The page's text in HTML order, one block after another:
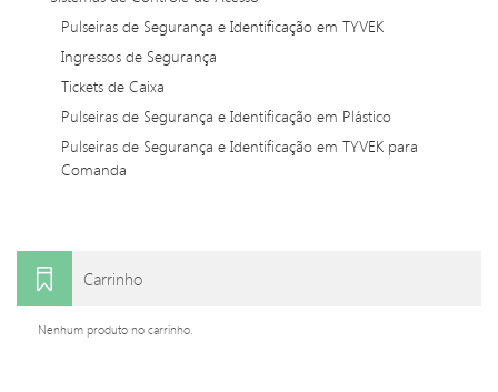
Pulseiras de Segurança e Identificação em TYVEK
Ingressos de Segurança
Tickets de Caixa
Pulseiras de Segurança e Identificação em Plástico
Pulseiras de Segurança e Identificação em TYVEK para
Comanda
Carrinho
Nenhum produto no carrinho.